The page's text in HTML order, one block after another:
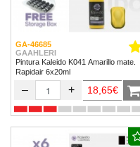
GA-46685
GAAHLERI
Pintura Kaleido K041 Amarillo mate.
Rapidair 6x20ml
– + 18,65€